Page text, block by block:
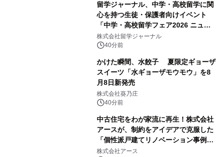
留学ジャーナル、中学・高校留学に関
心を持つ生徒・保護者向けイベント
「中学・高校留学フェア2026 ニュー
ジーランド＆オーストラリア」を
9/12(土)に開催
株式会社留学ジャーナル
40分前
かけた瞬間、水餃子 夏限定ギョーザ
スイーツ「水ギョーザモウモウ」を8
月8日新発売
株式会社葵乃庄
40分前
中古住宅をわが家流に再生！株式会社
アースが、制約をアイデアで克服した
「個性派戸建てリノベーション事例5
選」を公開
株式会社アース